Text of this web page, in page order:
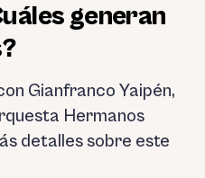
generan
Gianfranco Yaipén,
Hermanos
detalles sobre este